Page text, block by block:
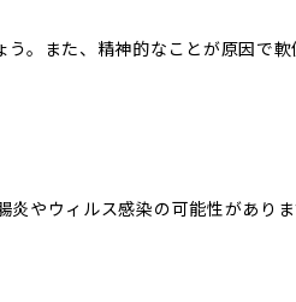
。また、精神的なことが原因で
やウィルス感染の可能性があり